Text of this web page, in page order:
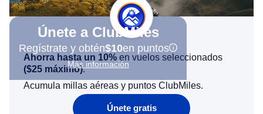
Únete a ClubMiles
Regístrate y obtén$10en puntos
Más información
Ahorra hasta un 10% en vuelos seleccionados
($25 máximo).
Acumula millas aéreas y puntos ClubMiles.
Únete gratis